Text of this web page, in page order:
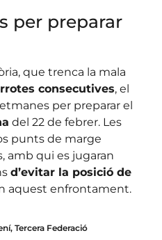
per preparar
que trenca la mala
consecutives, el
per preparar el
del 22 de febrer. Les
punts de marge
amb qui es jugaran
d’evitar la posició de
aquest enfrontament.
, Tercera Federació